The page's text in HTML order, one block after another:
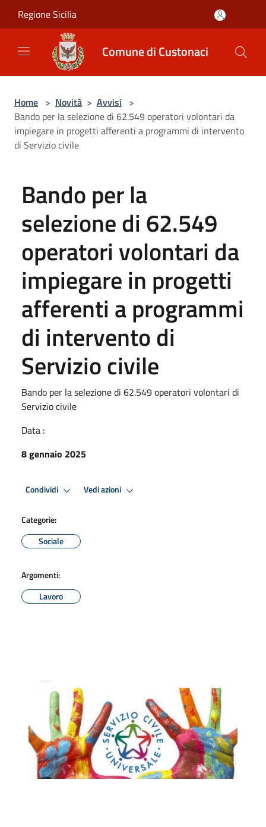
Regione Sicilia
Comune di Custonaci
Home > Novità > Avvisi >
Bando per la selezione di 62.549 operatori volontari da
impiegare in progetti afferenti a programmi di intervento
di Servizio civile
Bando per la
selezione di 62.549
operatori volontari da
impiegare in progetti
afferenti a programmi
di intervento di
Servizio civile
Bando per la selezione di 62.549 operatori volontari di
Servizio civile
Data :
8 gennaio 2025
Condividi Vedi azioni
Categorie:
Sociale
Argomenti:
Lavoro